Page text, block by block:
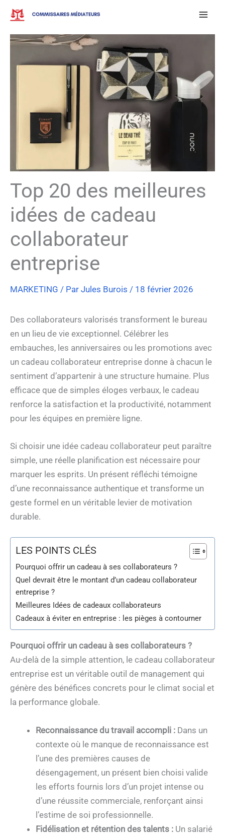
Aller
contenu
Top 20 des meilleures
idées de cadeau
collaborateur
entreprise
MARKETING / Par Jules Burois / 18 février 2026
Des collaborateurs valorisés transforment le bureau
en un lieu de vie exceptionnel. Célébrer les
embauches, les anniversaires ou les promotions avec
un cadeau collaborateur entreprise donne à chacun le
sentiment d’appartenir à une structure humaine. Plus
efficace que de simples éloges verbaux, le cadeau
renforce la satisfaction et la productivité, notamment
pour les équipes en première ligne.
Si choisir une idée cadeau collaborateur peut paraître
simple, une réelle planification est nécessaire pour
marquer les esprits. Un présent réfléchi témoigne
d’une reconnaissance authentique et transforme un
geste formel en un véritable levier de motivation
durable.
LES POINTS CLÉS
Pourquoi offrir un cadeau à ses collaborateurs ?
Quel devrait être le montant d’un cadeau collaborateur
entreprise ?
Meilleures Idées de cadeaux collaborateurs
Cadeaux à éviter en entreprise : les pièges à contourner
Pourquoi offrir un cadeau à ses collaborateurs ?
Au-delà de la simple attention, le cadeau collaborateur
entreprise est un véritable outil de management qui
génère des bénéfices concrets pour le climat social et
la performance globale.
Reconnaissance du travail accompli : Dans un
contexte où le manque de reconnaissance est
l’une des premières causes de
désengagement, un présent bien choisi valide
les efforts fournis lors d’un projet intense ou
d’une réussite commerciale, renforçant ainsi
l’estime de soi professionnelle.
Fidélisation et rétention des talents : Un salarié